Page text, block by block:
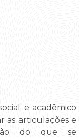
e acadêmico
as articulações e
do que se